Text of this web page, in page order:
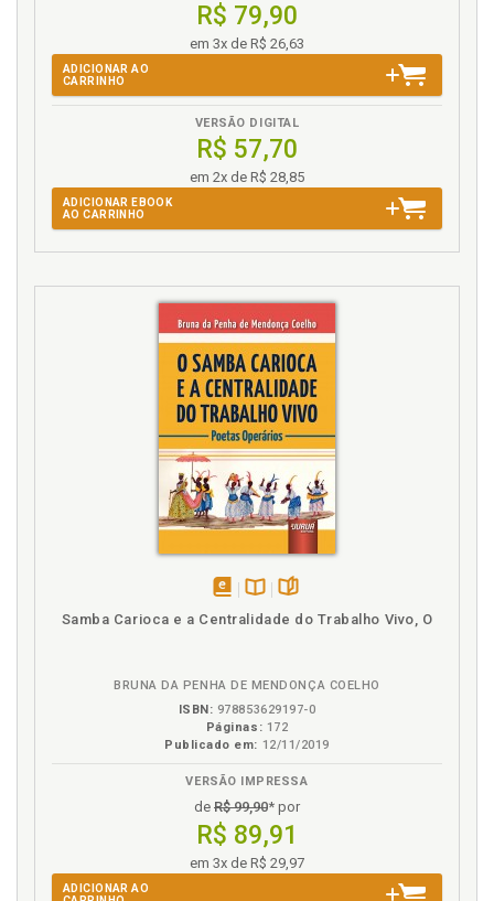
R$ 79,90
em 3x de R$ 26,63
ADICIONAR AO
CARRINHO
VERSÃO DIGITAL
R$ 57,70
em 2x de R$ 28,85
ADICIONAR EBOOK
AO CARRINHO
disponível
Disponível
páginas
Samba Carioca e a Centralidade do Trabalho Vivo, O
BRUNA DA PENHA DE MENDONÇA COELHO
ISBN: 978853629197-0
Páginas: 172
Publicado em: 12/11/2019
VERSÃO IMPRESSA
de R$ 99,90* por
R$ 89,91
em 3x de R$ 29,97
ADICIONAR AO